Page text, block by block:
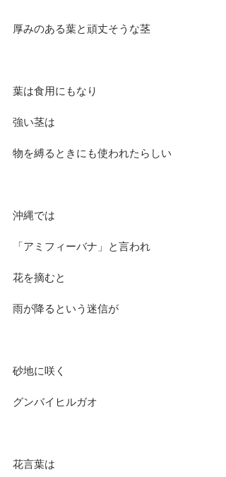
厚みのある葉と頑丈そうな茎
葉は食用にもなり
強い茎は
物を縛るときにも使われたらしい
沖縄では
「アミフィーバナ」と言われ
花を摘むと
雨が降るという迷信が
砂地に咲く
グンバイヒルガオ
花言葉は